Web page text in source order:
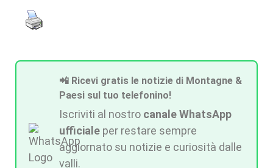
📲 Ricevi gratis le notizie di Montagne &
Paesi sul tuo telefonino!
Iscriviti al nostro canale WhatsApp
ufficiale per restare sempre
aggiornato su notizie e curiosità dalle
valli.